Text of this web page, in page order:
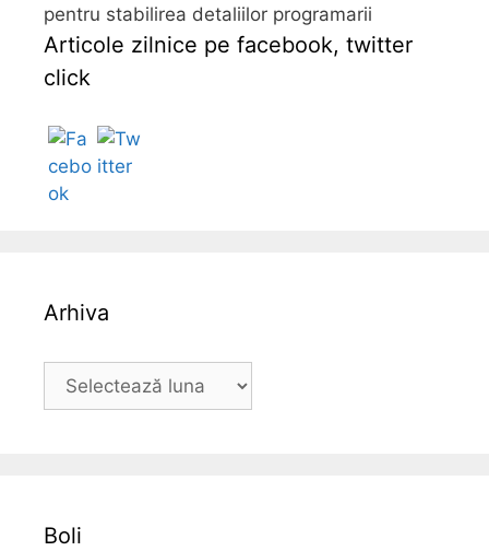
pentru stabilirea detaliilor programarii
Articole zilnice pe facebook, twitter
click
Arhiva
Boli